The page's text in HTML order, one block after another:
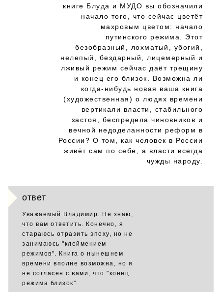
книге Блуда и МУДО вы обозначили
начало того, что сейчас цветёт
махровым цветом: начало
путинского режима. Этот
безобразный, лохматый, убогий,
нелепый, бездарный, лицемерный и
лживый режим сейчас даёт трещину
и конец его близок. Возможна ли
когда-нибудь новая ваша книга
(художественная) о людях времени
вертикали власти, стабильного
застоя, беспредела чиновников и
вечной недоделанности реформ в
России? О том, как человек в России
живёт сам по себе, а власти всегда
чужды народу.
ответ
Уважаемый Владимир. Не знаю,
что вам ответить. Конечно, я
стараюсь отразить эпоху, но не
занимаюсь "клеймением
режимов". Книга о нынешнем
времени вполне возможна, но я
не согласен с вами, что "конец
режима близок".